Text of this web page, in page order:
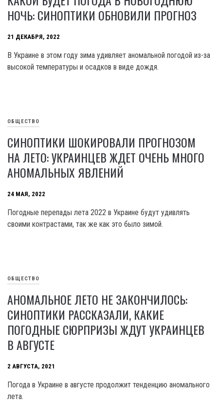
НОЧЬ: СИНОПТИКИ ОБНОВИЛИ ПРОГНОЗ
21 ДЕКАБРЯ, 2022
В Украине в этом году зима удивляет аномальной погодой из-за
высокой температуры и осадков в виде дождя.
ОБЩЕСТВО
СИНОПТИКИ ШОКИРОВАЛИ ПРОГНОЗОМ
НА ЛЕТО: УКРАИНЦЕВ ЖДЕТ ОЧЕНЬ МНОГО
АНОМАЛЬНЫХ ЯВЛЕНИЙ
24 МАЯ, 2022
Погодные перепады лета 2022 в Украине будут удивлять
своими контрастами, так же как это было зимой.
ОБЩЕСТВО
АНОМАЛЬНОЕ ЛЕТО НЕ ЗАКОНЧИЛОСЬ:
СИНОПТИКИ РАССКАЗАЛИ, КАКИЕ
ПОГОДНЫЕ СЮРПРИЗЫ ЖДУТ УКРАИНЦЕВ
В АВГУСТЕ
2 АВГУСТА, 2021
Погода в Украине в августе продолжит тенденцию аномального
лета.